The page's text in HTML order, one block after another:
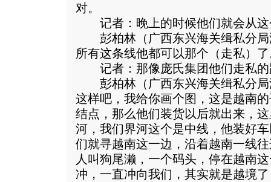
对。
记者：晚上的时候他们就会从这
彭柏林（广西东兴海关缉私分局
所有这条线他都可以那个（走私）
记者：那像庞氏集团他们走私的
彭柏林（广西东兴海关缉私分局
这样吧，我给你画个图，这是越南
结点，那么他们装货以后就出来，
河，我们界河这个是中线，他装好
们就寻越南这一边，沿着越南一线
人叫狗尾濑，一个码头，停在越南
冲，一直冲向我们，其实就是越境